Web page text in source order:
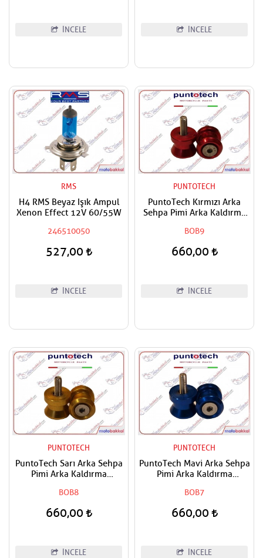
İNCELE İNCELE
RMS
H4 RMS Beyaz Işık Ampul
Xenon Effect 12V 60/55W
246510050
527,00
İNCELE
PUNTOTECH
PuntoTech Kırmızı Arka
Sehpa Pimi Arka Kaldırma
Sliders M6
BOB9
660,00
İNCELE
PUNTOTECH
PuntoTech Sarı Arka Sehpa
Pimi Arka Kaldırma
Sliders M6
BOB8
660,00
İNCELE
PUNTOTECH
PuntoTech Mavi Arka Sehpa
Pimi Arka Kaldırma
Sliders M6
BOB7
660,00
İNCELE